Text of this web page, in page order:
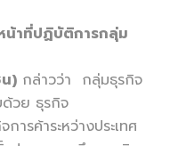
น้าที่ปฏิบัติการกลุ่ม
) กล่าวว่า กลุ่มธุรกิจ
ด้วย ธุรกิจ
ารค้าระหว่างประเทศ